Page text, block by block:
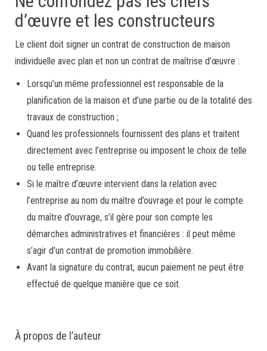
d’œuvre et les constructeurs
Le client doit signer un contrat de construction de maison
individuelle avec plan et non un contrat de maîtrise d’œuvre :
Lorsqu’un même professionnel est responsable de la
planification de la maison et d’une partie ou de la totalité des
travaux de construction ;
Quand les professionnels fournissent des plans et traitent
directement avec l’entreprise ou imposent le choix de telle
ou telle entreprise.
Si le maître d’œuvre intervient dans la relation avec
l’entreprise au nom du maître d’ouvrage et pour le compte
du maître d’ouvrage, s’il gère pour son compte les
démarches administratives et financières : il peut même
s’agir d’un contrat de promotion immobilière.
Avant la signature du contrat, aucun paiement ne peut être
effectué de quelque manière que ce soit.
À propos de l’auteur